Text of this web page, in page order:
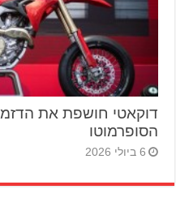
הסופרמוטו
6 ביולי 2026